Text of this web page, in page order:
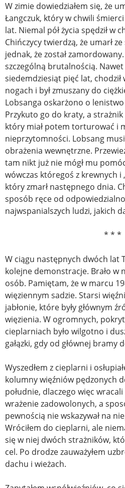
W zimie dowiedziałem się, że
Łangczuk, który w chwili
lat. Niemal pół życia spędził w
Chińczycy twierdzą, że umarł
jednak, że został
szczególną brutalnością. Nawet
siedemdziesiąt pięć lat,
nogach i był zmuszany do
Lobsanga oskarżono o
Przykuto go do kraty, a
który miał potem torturować i
nieprzytomności. Lobsang
obrażenia wewnętrzne.
tam nikt już nie mógł mu
wówczas któregoś z krewnych i
który zmarł następnego dnia.
sposób ręce od
najwspanialszych ludzi, jakich
* * *
W ciągu następnych dwóch lat
kolejne demonstracje. Brało w
osób. Pamiętam, że w marcu
więziennym sadzie. Starsi
jabłonie, które były głównym
więzienia. W ogromnych,
cieplarniach było wilgotno i
gałązki, gdy od głównej bramy
Wyszedłem z cieplarni i
kolumny więźniów pędzonych
południe, dlaczego więc
wrażenie zadowolonych, a
pewnością nie wskazywał na
Wróciłem do cieplarni, ale
się w niej dwóch strażników,
cel. Po drodze zauważyłem
dachu i wieżach.